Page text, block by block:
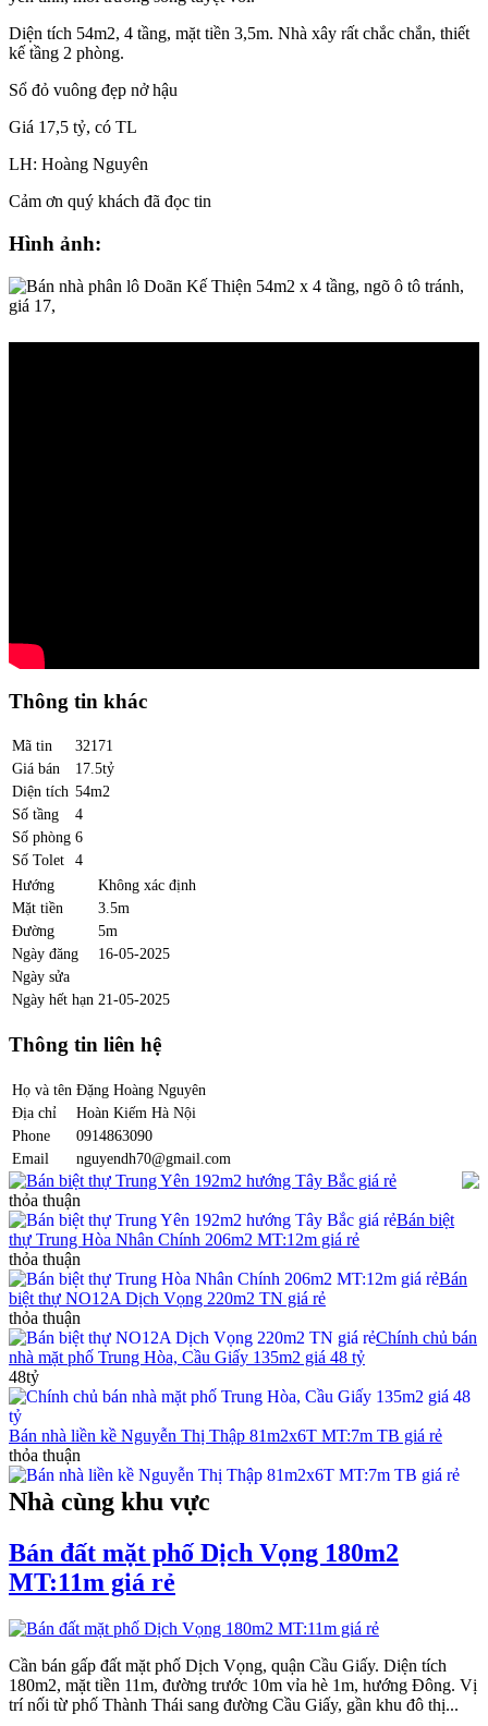
Diện tích 54m2, 4 tầng, mặt tiền 3,5m. Nhà xây rất chắc chắn, thiết
kế tầng 2 phòng.
Sổ đỏ vuông đẹp nở hậu
Giá 17,5 tỷ, có TL
LH: Hoàng Nguyên
Cảm ơn quý khách đã đọc tin
Hình ảnh:
Thông tin khác
Mã tin
32171
Giá bán
17.5tỷ
Diện tích 54m2
Số tầng
4
Số phòng 6
Số Tolet
4
Hướng
Không xác định
Mặt tiền
3.5m
Đường
5m
Ngày đăng
16-05-2025
Ngày sửa
Ngày hết hạn 21-05-2025
Thông tin liên hệ
Họ và tên Đặng Hoàng Nguyên
Địa chỉ
Hoàn Kiếm Hà Nội
Phone
0914863090
Email
nguyendh70@gmail.com
Bán biệt thự Trung Yên 192m2 hướng Tây Bắc giá rẻ
thỏa thuận
Bán biệt
thự Trung Hòa Nhân Chính 206m2 MT:12m giá rẻ
thỏa thuận
Bán
biệt thự NO12A Dịch Vọng 220m2 TN giá rẻ
thỏa thuận
Chính chủ bán
nhà mặt phố Trung Hòa, Cầu Giấy 135m2 giá 48 tỷ
48tỷ
Bán nhà liền kề Nguyễn Thị Thập 81m2x6T MT:7m TB giá rẻ
thỏa thuận
Nhà cùng khu vực
Bán đất mặt phố Dịch Vọng 180m2
MT:11m giá rẻ
Cần bán gấp đất mặt phố Dịch Vọng, quận Cầu Giấy. Diện tích
180m2, mặt tiền 11m, đường trước 10m vỉa hè 1m, hướng Đông. Vị
trí nối từ phố Thành Thái sang đường Cầu Giấy, gần khu đô thị...